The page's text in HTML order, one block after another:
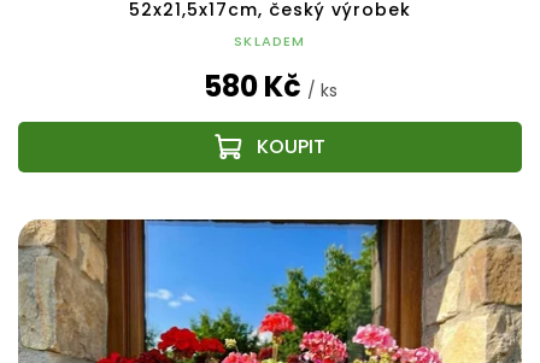
52x21,5x17cm, český výrobek
SKLADEM
580 Kč / ks